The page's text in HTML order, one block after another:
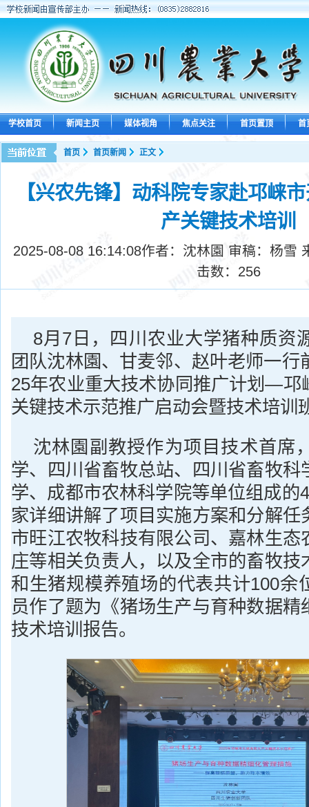
学校首页 新闻主页 媒体视角 焦点关注 首页置顶 首
首页 首页新闻 正文
【兴农先锋】动科院专家赴邛崃
产关键技术培训
2025-08-08 16:14:08作者：沈林園 审稿：杨雪
击数： 256
8月7日，四川农业大学猪种质资
团队沈林園、甘麦邻、赵叶老师一行
25年农业重大技术协同推广计划—邛
关键技术示范推广启动会暨技术培训
沈林園副教授作为项目技术首席
学、四川省畜牧总站、四川省畜牧科
学、成都市农林科学院等单位组成的
家详细讲解了项目实施方案和分解任
市旺江农牧科技有限公司、嘉林生态
庄等相关负责人，以及全市的畜牧技
和生猪规模养殖场的代表共计100余
员作了题为《猪场生产与育种数据精
技术培训报告。